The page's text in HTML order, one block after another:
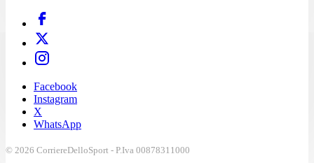
Facebook
Instagram
X
WhatsApp
© 2026 CorriereDelloSport - P.Iva 00878311000